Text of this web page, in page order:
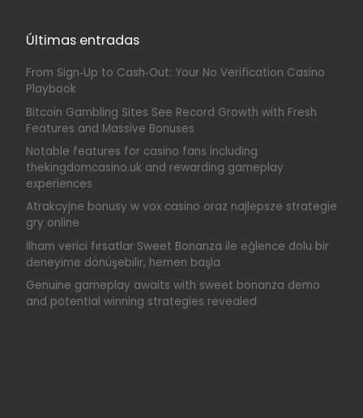
Últimas entradas
From Sign‑Up to Cash‑Out: Your No Verification Casino
Playbook
Bitcoin Gambling Sites See Record Growth with Fresh
Features and Massive Bonuses
Notable features for casino fans including
thekingdomcasino.uk and rewarding gameplay
experiences
Atrakcyjne bonusy w vox casino oraz najlepsze strategie
gry online
İlham verici fırsatlar Sweet Bonanza ile eğlence dolu bir
deneyime dönüşebilir, hemen başla
Genuine gameplay awaits with sweet bonanza demo
and potential winning strategies revealed